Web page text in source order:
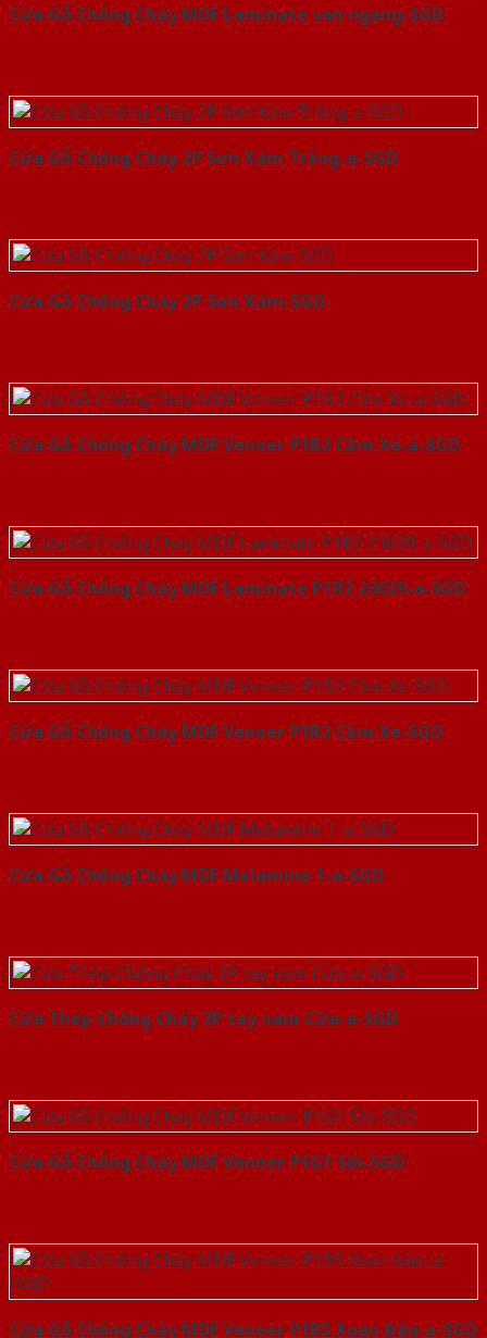
Cửa Gỗ Chống Cháy MDF Laminate van ngang-SGD
Cửa Gỗ Chống Cháy 2P Sơn Xám Trắng-a-SGD
Cửa Gỗ Chống Cháy 2P Sơn Xám-SGD
Cửa Gỗ Chống Cháy MDF Veneer P1R2 Căm Xe-a-SGD
Cửa Gỗ Chống Cháy MDF Laminate P1R2 23029-a-SGD
Cửa Gỗ Chống Cháy MDF Veneer P1R2 Căm Xe-SGD
Cửa Gỗ Chống Cháy MDF Melamine 1-a-SGD
Cửa Thép Chống Cháy 2P tay nam Cửa-a-SGD
Cửa Gỗ Chống Cháy MDF Veneer P1G1 Sồi-SGD
Cửa Gỗ Chống Cháy MDF Veneer P1R5 Xoan Đào-a-SGD